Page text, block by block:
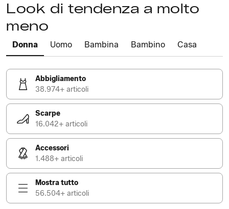
Look di tendenza a molto
meno
Donna Uomo Bambina Bambino Casa
Abbigliamento
38.974+ articoli
Scarpe
16.042+ articoli
Accessori
1.488+ articoli
Mostra tutto
56.504+ articoli